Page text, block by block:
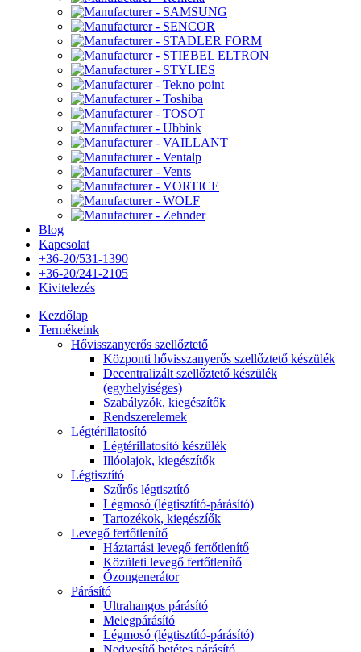
Blog
Kapcsolat
+36-20/531-1390
+36-20/241-2105
Kivitelezés
Kezdőlap
Termékeink
Hővisszanyerős szellőztető
Központi hővisszanyerős szellőztető készülék
Decentralizált szellőztető készülék
(egyhelyiséges)
Szabályzók, kiegészítők
Rendszerelemek
Légtérillatosító
Légtérillatosító készülék
Illóolajok, kiegészítők
Légtisztító
Szűrős légtisztító
Légmosó (légtisztító-párásító)
Tartozékok, kiegészíők
Levegő fertőtlenítő
Háztartási levegő fertőtlenítő
Közületi levegő fertőtlenítő
Ózongenerátor
Párásító
Ultrahangos párásító
Melegpárásító
Légmosó (légtisztító-párásító)
Nedvesítő betétes párásító